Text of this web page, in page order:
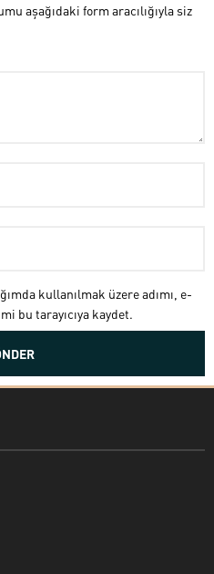
aşağıdaki form aracılığıyla siz
kullanılmak üzere adımı, e-
bu tarayıcıya kaydet.